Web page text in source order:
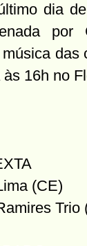
dia
por
das
16h no
(CE)
Trio